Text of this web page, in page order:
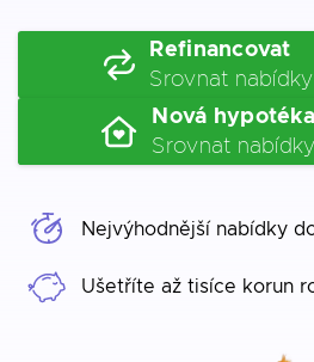
Refinancovat
Srovnat nabídky
Nová hypotéka
Srovnat nabídky
Nejvýhodnější nabídky
Ušetříte až tisíce korun